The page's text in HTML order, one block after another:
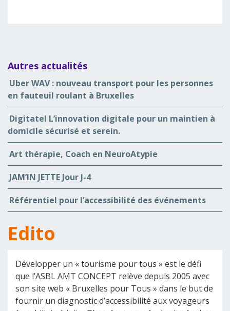
Autres actualités
Uber WAV : nouveau transport pour les personnes
en fauteuil roulant à Bruxelles
Digitatel L’innovation digitale pour un maintien à
domicile sécurisé et serein.
Art thérapie, Coach en NeuroAtypie
JAM’IN JETTE Jour J-4
Référentiel pour l’accessibilité des événements
Edito
Développer un « tourisme pour tous » est le défi
que l’ASBL AMT CONCEPT relève depuis 2005 avec
son site web « Bruxelles pour Tous » dans le but de
fournir un diagnostic d’accessibilité aux voyageurs